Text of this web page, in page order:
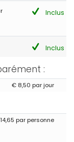
Inclus
Inclus
:
€ 8,50 par jour
par personne